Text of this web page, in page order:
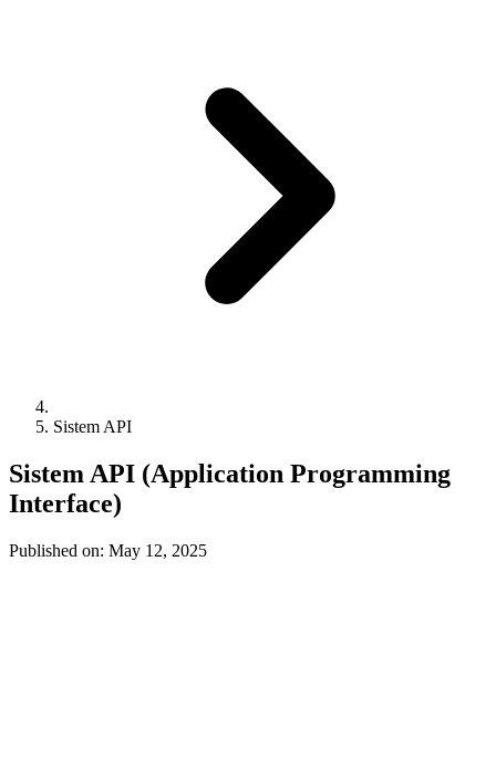
Sistem API
Sistem API (Application Programming
Interface)
Published on: May 12, 2025